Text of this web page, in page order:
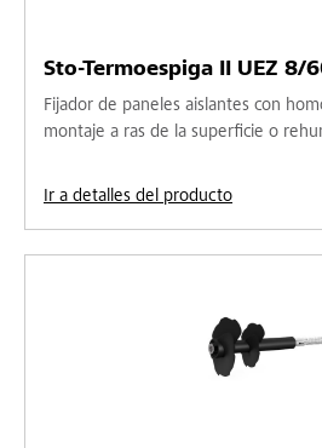
Sto-Termoespiga II UEZ 8/
Fijador de paneles aislantes con
montaje a ras de la superficie o
Ir a detalles del producto